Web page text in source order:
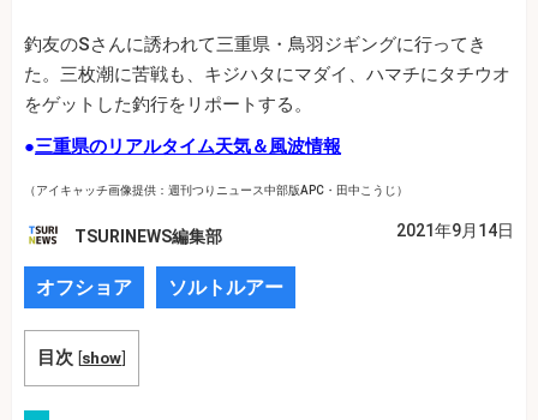
釣友のSさんに誘われて三重県・鳥羽ジギングに行ってき
た。三枚潮に苦戦も、キジハタにマダイ、ハマチにタチウオ
をゲットした釣行をリポートする。
●三重県のリアルタイム天気＆風波情報
（アイキャッチ画像提供：週刊つりニュース中部版APC・田中こうじ）
TSURINEWS編集部 2021年9月14日
オフショア ソルトルアー
目次 [show]